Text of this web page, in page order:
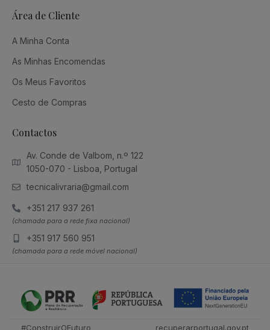
Área de Cliente
A Minha Conta
As Minhas Encomendas
Os Meus Favoritos
Cesto de Compras
Contactos
Av. Conde de Valbom, n.º 122
1050-070 - Lisboa, Portugal
tecnicalivraria@gmail.com
+351 217 937 261
(chamada para a rede fixa nacional)
+351 917 560 951
(chamada para a rede móvel nacional)
#ConstruirOFuturo recuperarportugal.gov.pt